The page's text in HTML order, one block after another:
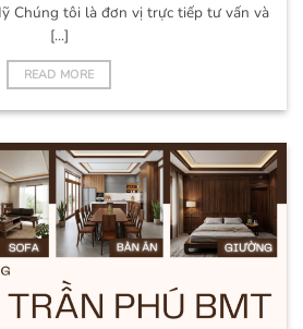
Chúng tôi là đơn vị trực tiếp tư vấn và
[...]
READ MORE